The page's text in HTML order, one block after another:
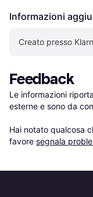
Informazioni
Creato presso
Feedback
Le informazioni
esterne e sono da
Hai notato qualcosa
favore segnala